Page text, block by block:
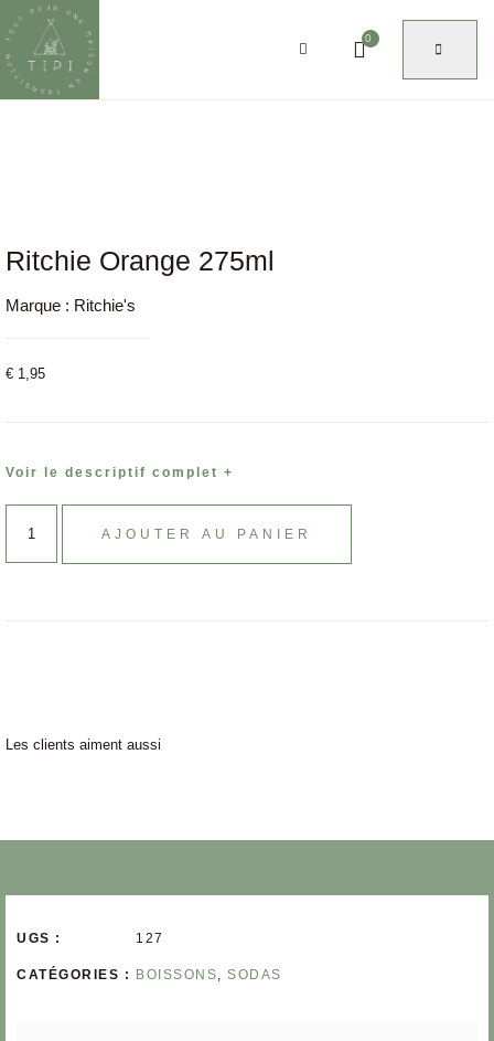
0
Ritchie Orange 275ml
Marque : Ritchie's
€ 1,95
Voir le descriptif complet +
AJOUTER AU PANIER
Les clients aiment aussi
UGS : 127
CATÉGORIES : BOISSONS, SODAS